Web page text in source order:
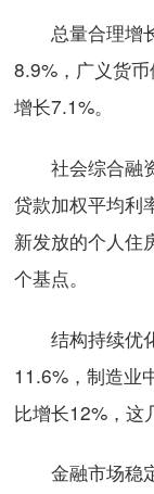
总量合理增长
8.9%，广义货
增长7.1%。
社会综合融资
贷款加权平均利
新发放的个人住
个基点。
结构持续优化
11.6%，制造业
比增长12%，这
金融市场稳定